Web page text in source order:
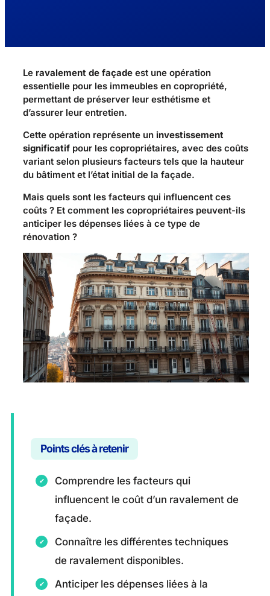
Le ravalement de façade est une opération
essentielle pour les immeubles en copropriété,
permettant de préserver leur esthétisme et
d’assurer leur entretien.
Cette opération représente un investissement
significatif pour les copropriétaires, avec des coûts
variant selon plusieurs facteurs tels que la hauteur
du bâtiment et l’état initial de la façade.
Mais quels sont les facteurs qui influencent ces
coûts ? Et comment les copropriétaires peuvent-ils
anticiper les dépenses liées à ce type de
rénovation ?
Points clés à retenir
Comprendre les facteurs qui
influencent le coût d’un ravalement de
façade.
Connaître les différentes techniques
de ravalement disponibles.
Anticiper les dépenses liées à la